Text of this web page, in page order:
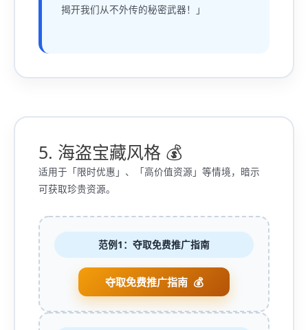
揭开我们从不外传的秘密武器！」
5. 海盗宝藏风格 💰
适用于「限时优惠」、「高价值资源」等情境，暗示
可获取珍贵资源。
范例1：夺取免费推广指南
夺取免费推广指南